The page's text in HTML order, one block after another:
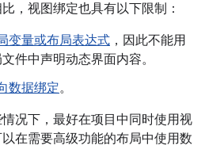
，视图绑定也具有以下限制：
变量或布局表达式 ，因此不能用
件中声明动态界面内容。
数据绑定。
况下，最好在项目中同时使用视
在需要高级功能的布局中使用数